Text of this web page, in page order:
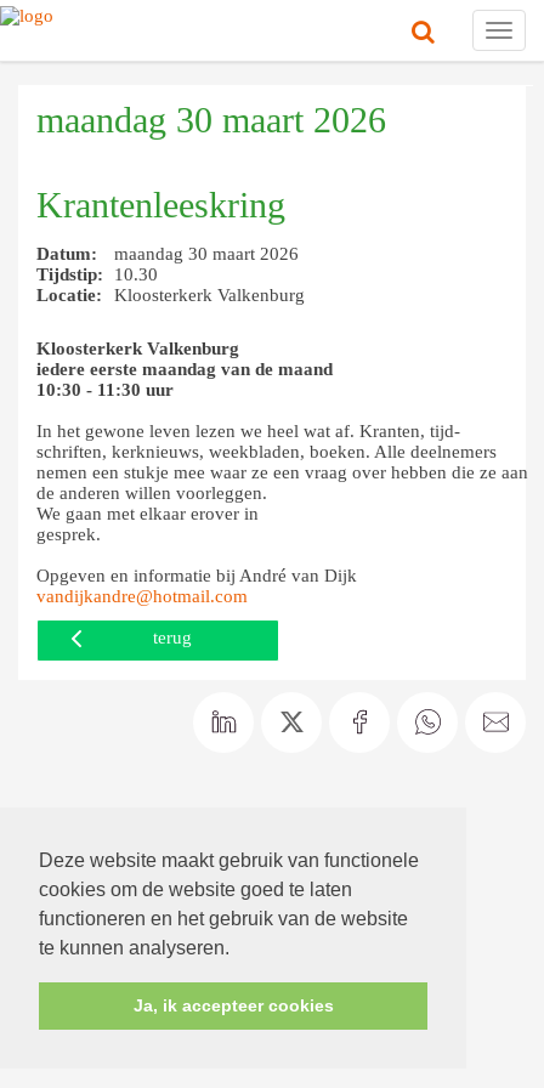
Deze website maakt gebruik van functionele
cookies om de website goed te laten
functioneren en het gebruik van de website
te kunnen analyseren.
Ja, ik accepteer cookies
maandag 30 maart 2026
Krantenleeskring
Datum:
maandag 30 maart 2026
Tijdstip:
10.30
Locatie:
Kloosterkerk Valkenburg
Kloosterkerk Valkenburg
iedere eerste maandag van de maand
10:30 - 11:30 uur
In het gewone leven lezen we heel wat af. Kranten, tijd-
schriften, kerknieuws, weekbladen, boeken. Alle deelnemers
nemen een stukje mee waar ze een vraag over hebben die ze aan
de anderen willen voorleggen.
We gaan met elkaar erover in
gesprek.
Opgeven en informatie bij André van Dijk
vandijkandre@hotmail.com
terug